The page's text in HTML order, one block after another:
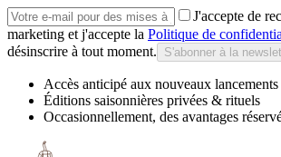
J'accepte de
marketing et j'accepte la Politique de
désinscrire à tout moment.
S'abonner à la
Accès anticipé aux nouveaux lancements
Éditions saisonnières privées & rituels
Occasionnellement, des avantages